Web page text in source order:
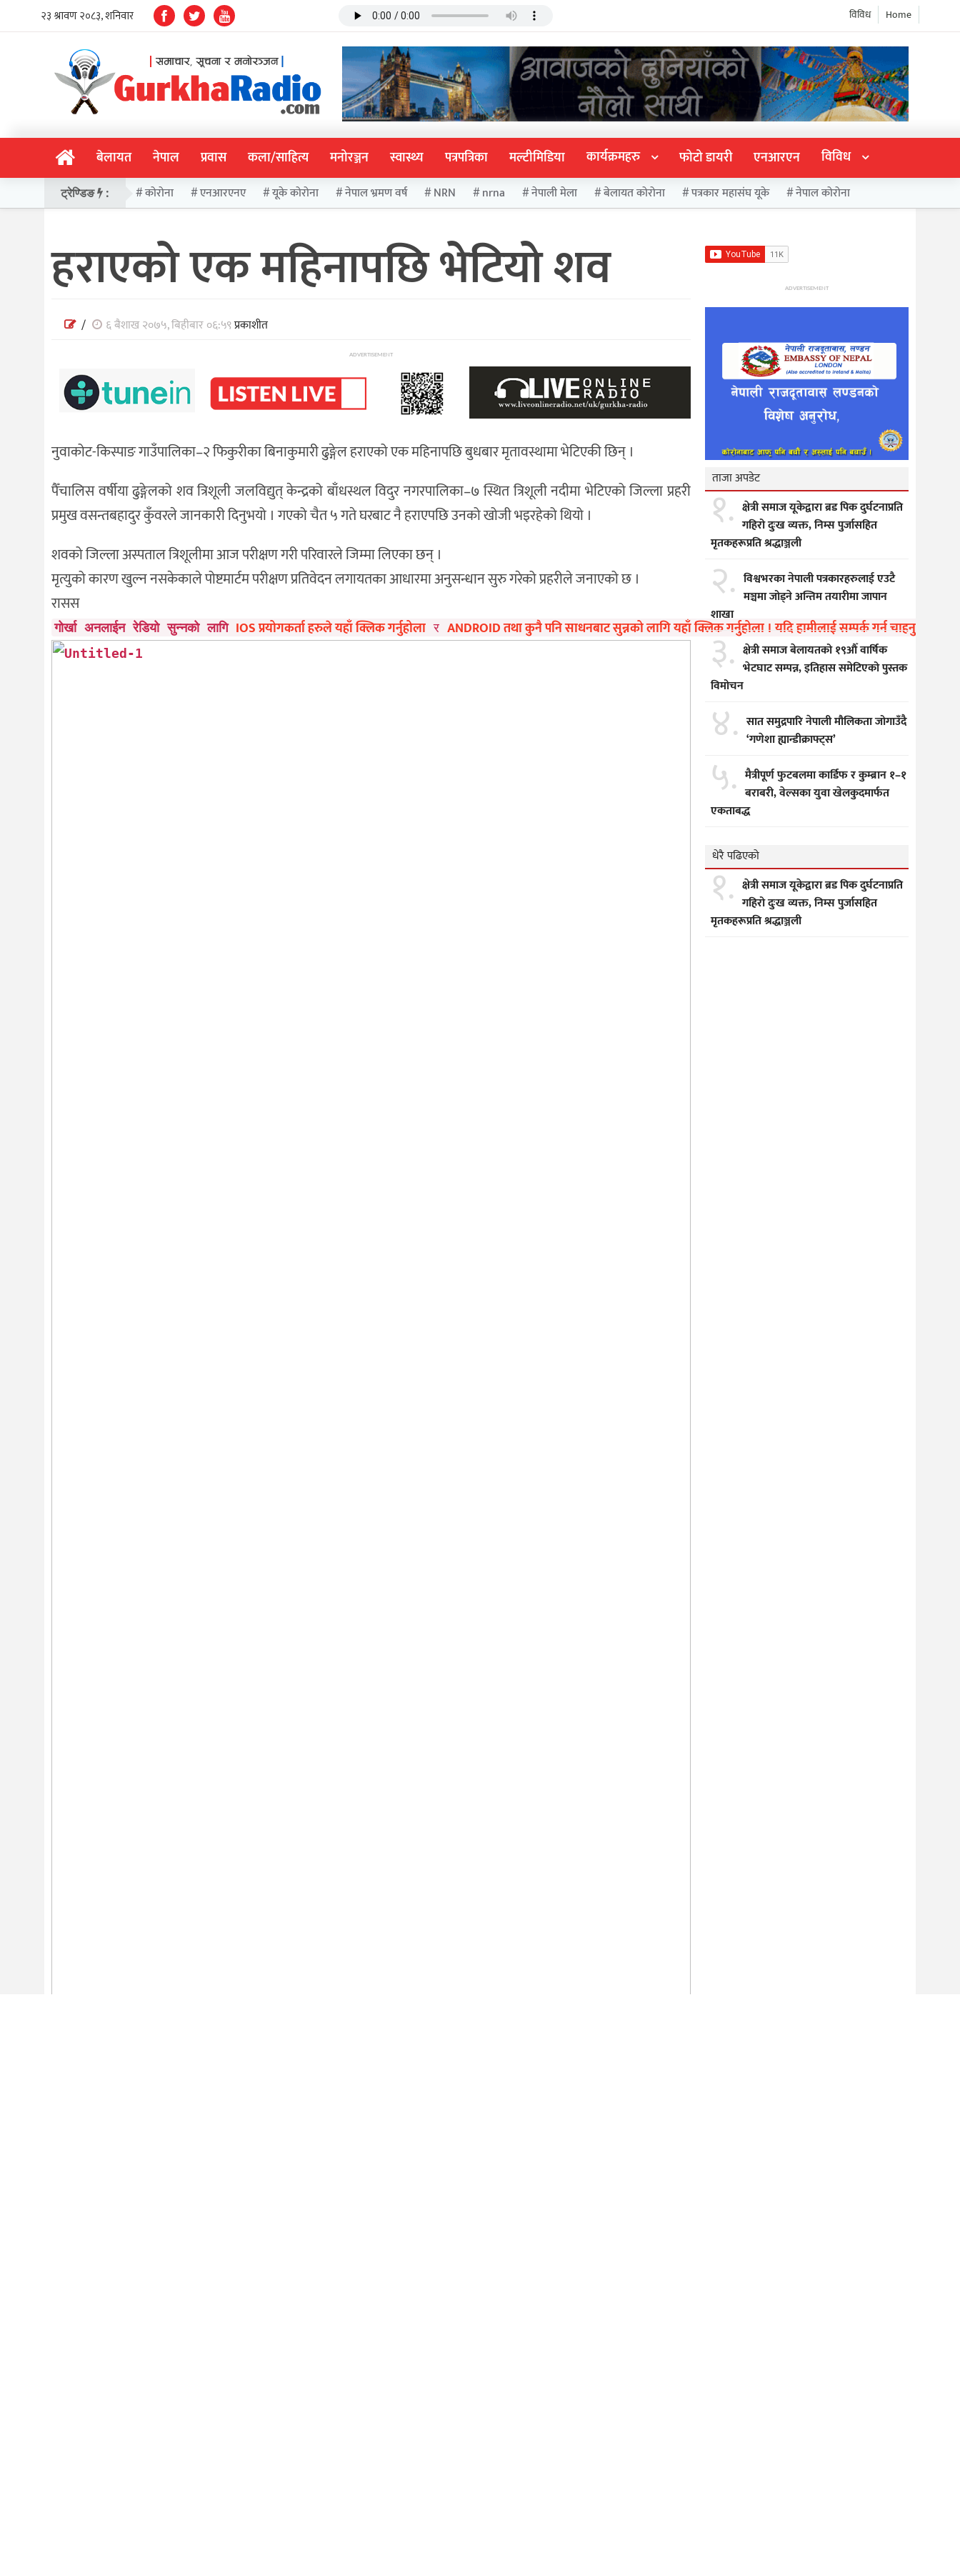
Home
विविध
बेलायत नेपाल प्रवास कला/साहित्य मनोरञ्जन स्वास्थ्य पत्रपत्रिका मल्टीमिडिया कार्यक्रमहरु फोटो डायरी एनआरएन विविध
ट्रेण्डिङ : कोरोना एनआरएनए यूके कोरोना नेपाल भ्रमण वर्ष NRN nrna नेपाली मेला बेलायत कोरोना पत्रकार महासंघ यूके नेपाल कोरोना
हराएको एक महिनापछि भेटियो शव
/ ६ बैशाख २०७५, बिहीबार ०६:५९प्रकाशीत
ADVERTISEMENT
नुवाकोट-किस्पाङ गाउँपालिका–२ फिकुरीका बिनाकुमारी ढुङ्गेल हराएको एक महिनापछि बुधबार मृतावस्थामा भेटिएकी छिन् ।
पैँचालिस वर्षीया ढुङ्गेलको शव त्रिशूली जलविद्युत् केन्द्रको बाँधस्थल विदुर नगरपालिका–७ स्थित त्रिशूली नदीमा भेटिएको जिल्ला प्रहरी
प्रमुख वसन्तबहादुर कुँवरले जानकारी दिनुभयो । गएको चैत ५ गते घरबाट नै हराएपछि उनको खोजी भइरहेको थियो ।
शवको जिल्ला अस्पताल त्रिशूलीमा आज परीक्षण गरी परिवारले जिम्मा लिएका छन् ।
मृत्युको कारण खुल्न नसकेकाले पोष्टमार्टम परीक्षण प्रतिवेदन लगायतका आधारमा अनुसन्धान सुरु गरेको प्रहरीले जनाएको छ ।
रासस
गोर्खा अनलाईन रेडियो सुन्नको लागि IOS प्रयोगकर्ता हरुले यहाँ क्लिक गर्नुहोला र ANDROID तथा कुनै पनि साधनबाट सुन्नको लागि यहाँ क्लिक गर्नुहोला । यदि हामीलाई सम्पर्क गर्न चाहनुहुन्छ भने
ADVERTISEMENT
ताजा अपडेट
१. क्षेत्री समाज यूकेद्वारा ब्रड पिक दुर्घटनाप्रति
गहिरो दुःख व्यक्त, निम्स पुर्जासहित
मृतकहरूप्रति श्रद्धाञ्जली
२. विश्वभरका नेपाली पत्रकारहरुलाई एउटै
मञ्चमा जोड्ने अन्तिम तयारीमा जापान
शाखा
३. क्षेत्री समाज बेलायतको १९औँ वार्षिक
भेटघाट सम्पन्न, इतिहास समेटिएको पुस्तक
विमोचन
४. सात समुद्रपारि नेपाली मौलिकता जोगाउँदै
‘गणेशा ह्यान्डीक्राफ्ट्स’
५. मैत्रीपूर्ण फुटबलमा कार्डिफ र कुम्ब्रान १–१
बराबरी, वेल्सका युवा खेलकुदमार्फत
एकताबद्ध
धेरै पढिएको
१. क्षेत्री समाज यूकेद्वारा ब्रड पिक दुर्घटनाप्रति
गहिरो दुःख व्यक्त, निम्स पुर्जासहित
मृतकहरूप्रति श्रद्धाञ्जली